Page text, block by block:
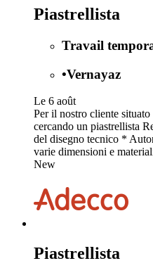
Piastrellista
Travail
•Vernayaz
Le 6 août
Per il nostro cliente
cercando un piastrellista
del disegno tecnico *
varie dimensioni e
New
Piastrellista